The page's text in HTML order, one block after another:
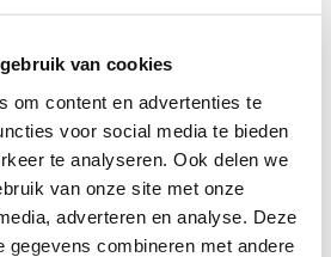
van cookies
om content en advertenties te
voor social media te bieden
te analyseren. Ook delen we
van onze site met onze
adverteren en analyse. Deze
gegevens combineren met andere
4.5/5
Doos oké maar heater
met foto gestuurd...